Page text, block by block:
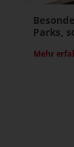
Parks,
Mehr